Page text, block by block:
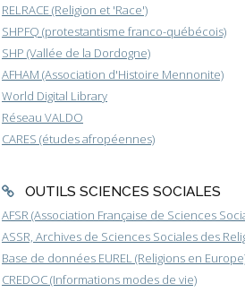
RELRACE (Religion et 'Race')
SHPFQ (protestantisme franco-québécois)
SHP (Vallée de la Dordogne)
AFHAM (Association d'Histoire Mennonite)
World Digital Library
Réseau VALDO
CARES (études afropéennes)
OUTILS SCIENCES SOCIALES
AFSR (Association Française de Sciences
ASSR, Archives de Sciences Sociales des
Base de données EUREL (Religions en
CREDOC (Informations modes de vie)